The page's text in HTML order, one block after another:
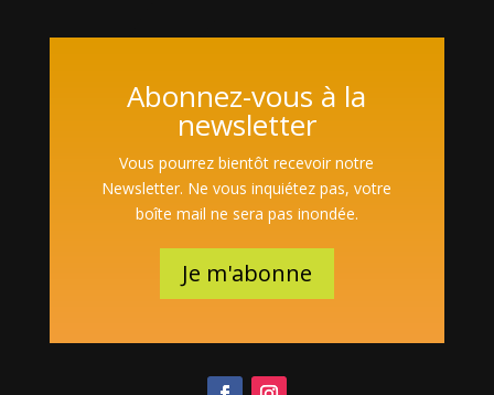
Abonnez-vous à la
newsletter
Vous pourrez bientôt recevoir notre
Newsletter. Ne vous inquiétez pas, votre
boîte mail ne sera pas inondée.
Je m'abonne